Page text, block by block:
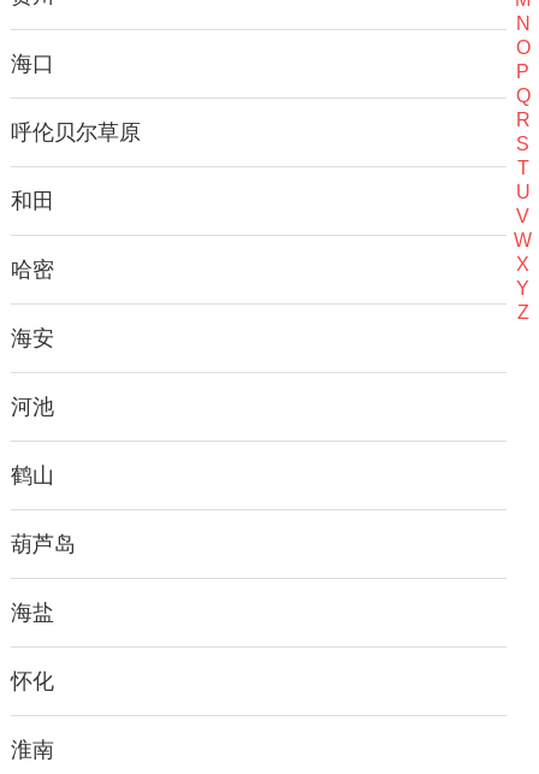
海口
呼伦贝尔草原
和田
哈密
海安
河池
鹤山
葫芦岛
海盐
怀化
淮南
N
O
P
Q
R
S
T
U
V
W
X
Y
Z